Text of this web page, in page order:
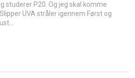
studerer P20. Og jeg skal komme
UVA stråler igennem Først og